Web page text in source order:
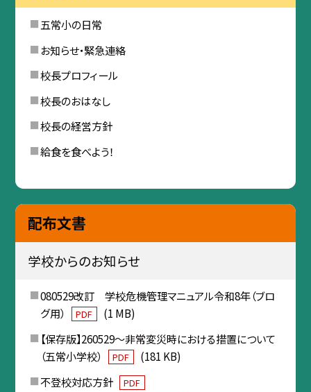
五常小の日常
お知らせ・緊急連絡
校長プロフィール
校長のおはなし
校長の経営方針
給食を食べよう！
配布文書
学校からのお知らせ
080529改訂 学校危機管理マニュアル令和8年（ブロ
グ用）
PDF
(1 MB)
【保存版】260529〜非常変災時における措置について
（五常小学校）
PDF
(181 KB)
不登校対応方針
PDF